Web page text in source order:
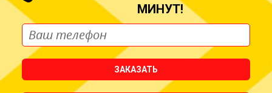
МИНУТ!
ЗАКАЗАТЬ